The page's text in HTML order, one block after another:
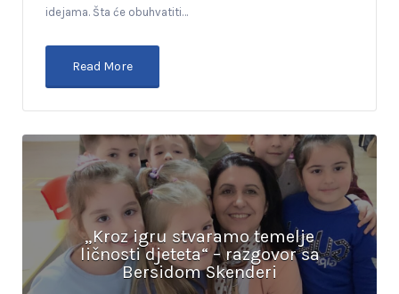
idejama. Šta će obuhvatiti…
Read More
„Kroz igru stvaramo temelje
ličnosti djeteta“ – razgovor sa
Bersidom Skenderi